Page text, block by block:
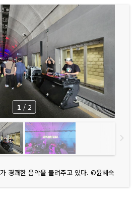
경쾌한 음악을 들려주고 있다. ©윤혜숙
1 / 2